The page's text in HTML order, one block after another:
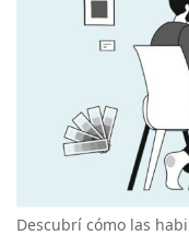
Descubrí cómo las